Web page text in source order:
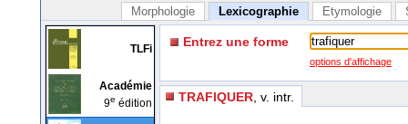
Morphologie Lexicographie Etymologie
TLFi
Académie
9e édition
Entrez une forme
options d'affichage
TRAFIQUER , v. intr.